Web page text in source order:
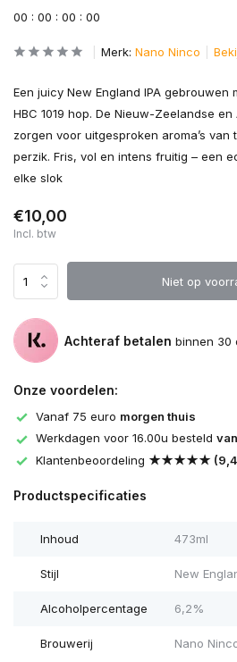
00 : 00 : 00 : 00
Merk: Nano Ninco
Een juicy New England IPA gebrouwen
HBC 1019 hop. De Nieuw-Zeelandse
zorgen voor uitgesproken aroma’s
perzik. Fris, vol en intens fruitig – een
elke slok
€10,00
Incl. btw
Niet op
Achteraf betalen binnen 30
Onze voordelen:
Vanaf 75 euro morgen thuis
Werkdagen voor 16.00u besteld
Klantenbeoordeling ★★★★★
Productspecificaties
Inhoud 473ml
Stijl New
Alcoholpercentage 6,2%
Brouwerij Nano